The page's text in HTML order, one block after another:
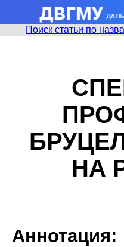
Поиск статьи по
НА
Аннотация: